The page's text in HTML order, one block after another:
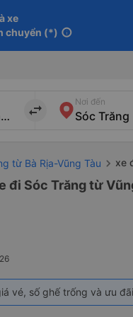
xe
chuyển (*) info
import_export
Nơi đến
từ Bà Rịa-Vũng Tàu xe
đi Sóc Trăng từ
vé, số ghế trống và ưu